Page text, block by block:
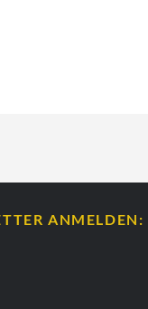
ANMELDEN: